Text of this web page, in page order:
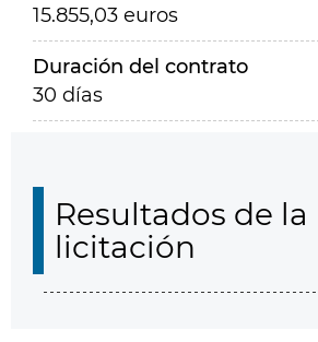
15.855,03 euros
Duración del contrato
30 días
Resultados de la
licitación